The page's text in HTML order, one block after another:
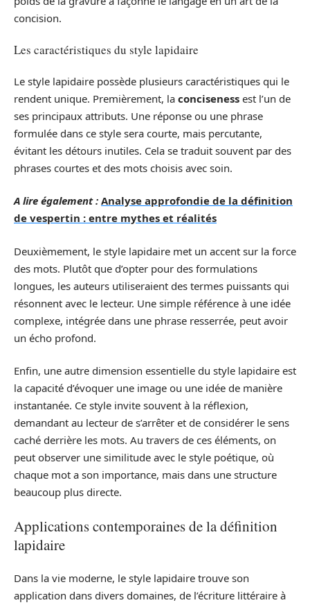
concision.
Les caractéristiques du style lapidaire
Le style lapidaire possède plusieurs caractéristiques qui le
rendent unique. Premièrement, la conciseness est l’un de
ses principaux attributs. Une réponse ou une phrase
formulée dans ce style sera courte, mais percutante,
évitant les détours inutiles. Cela se traduit souvent par des
phrases courtes et des mots choisis avec soin.
A lire également : Analyse approfondie de la définition
de vespertin : entre mythes et réalités
Deuxièmement, le style lapidaire met un accent sur la force
des mots. Plutôt que d’opter pour des formulations
longues, les auteurs utiliseraient des termes puissants qui
résonnent avec le lecteur. Une simple référence à une idée
complexe, intégrée dans une phrase resserrée, peut avoir
un écho profond.
Enfin, une autre dimension essentielle du style lapidaire est
la capacité d’évoquer une image ou une idée de manière
instantanée. Ce style invite souvent à la réflexion,
demandant au lecteur de s’arrêter et de considérer le sens
caché derrière les mots. Au travers de ces éléments, on
peut observer une similitude avec le style poétique, où
chaque mot a son importance, mais dans une structure
beaucoup plus directe.
Applications contemporaines de la définition
lapidaire
Dans la vie moderne, le style lapidaire trouve son
application dans divers domaines, de l’écriture littéraire à